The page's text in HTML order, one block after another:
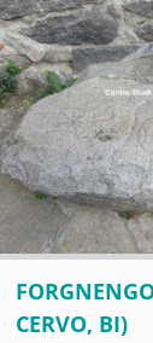
CERVO, BI)